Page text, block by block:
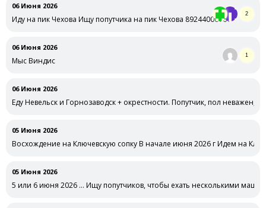
06 Июня 2026
Иду на пик Чехова Ищу попутчика на пик Чехова 89244006161
2
06 Июня 2026
Мыс Виндис
1
06 Июня 2026
Еду Невельск и Горнозаводск + окрестности. Попутчик, пол неважен,
05 Июня 2026
Восхождение на Ключевскую сопку В начале июня 2026 г Идем на
05 Июня 2026
5 или 6 июня 2026 … Ищу попутчиков, чтобы ехать несколькими